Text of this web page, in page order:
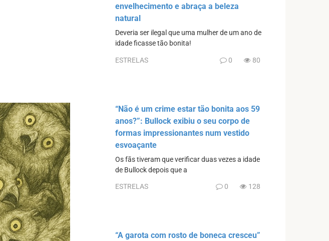
envelhecimento e abraça a beleza
natural
Deveria ser ilegal que uma mulher de um ano de
idade ficasse tão bonita!
ESTRELAS 0 80
“Não é um crime estar tão bonita aos 59
anos?”: Bullock exibiu o seu corpo de
formas impressionantes num vestido
esvoaçante
Os fãs tiveram que verificar duas vezes a idade
de Bullock depois que a
ESTRELAS 0 128
“A garota com rosto de boneca cresceu”